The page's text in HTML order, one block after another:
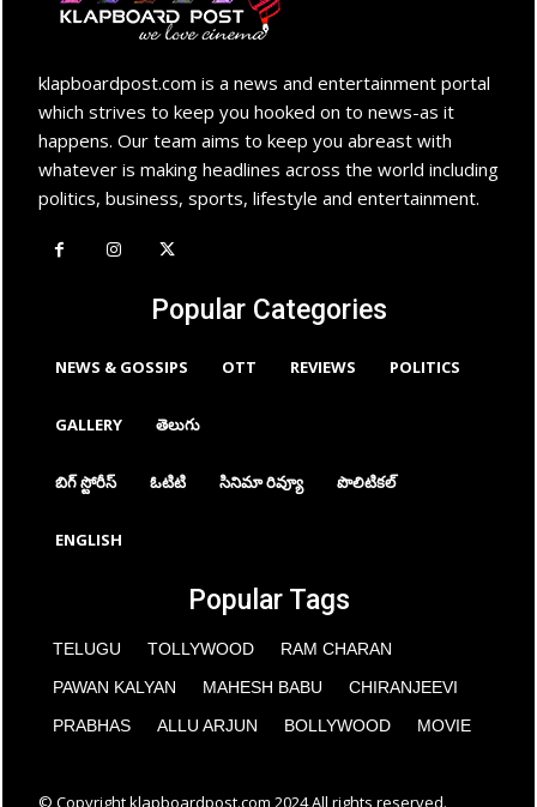
klapboardpost.com is a news and entertainment portal
which strives to keep you hooked on to news-as it
happens. Our team aims to keep you abreast with
whatever is making headlines across the world including
politics, business, sports, lifestyle and entertainment.
Popular Categories
NEWS & GOSSIPS OTT REVIEWS POLITICS
GALLERY తెలుగు
బిగ్ స్టోరీస్ ఓటిటి సినిమా రివ్యూ పొలిటికల్
ENGLISH
Popular Tags
TELUGU TOLLYWOOD
RAM CHARAN
PAWAN KALYAN
MAHESH BABU
CHIRANJEEVI
PRABHAS
ALLU ARJUN BOLLYWOOD MOVIE
© Copyright klapboardpost.com 2024 All rights reserved.